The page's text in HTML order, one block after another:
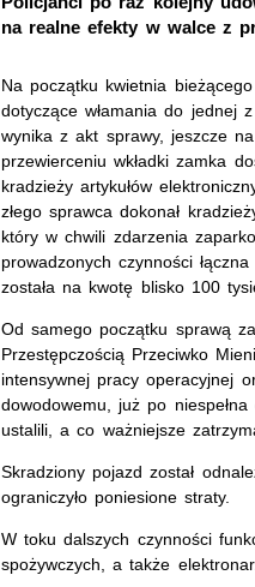
na realne efekty w walce z
Na początku kwietnia
dotyczące włamania do jednej
wynika z akt sprawy, jeszcze
przewierceniu wkładki zamka
kradzieży artykułów
złego sprawca dokonał
który w chwili zdarzenia
prowadzonych czynności
została na kwotę blisko 100
Od samego początku sprawą
Przestępczością Przeciwko
intensywnej pracy operacyjnej
dowodowemu, już po
ustalili, a co ważniejsze
Skradziony pojazd został
ograniczyło poniesione straty.
W toku dalszych czynności
spożywczych, a także